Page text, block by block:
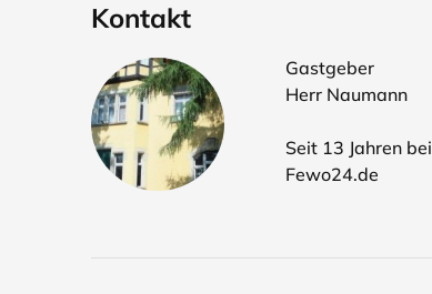
Kontakt
Gastgeber
Herr Naumann
Seit 13 Jahren bei
Fewo24.de